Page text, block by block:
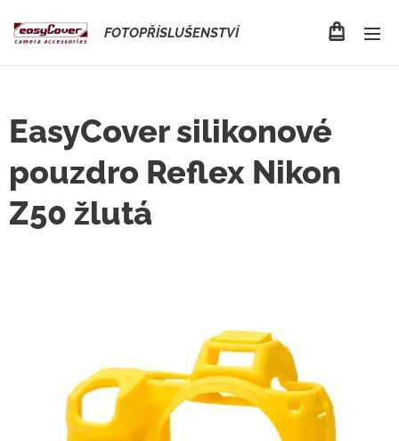
FOTOPŘÍSLUŠENSTVÍ
EasyCover silikonové
pouzdro Reflex Nikon
Z50 žlutá